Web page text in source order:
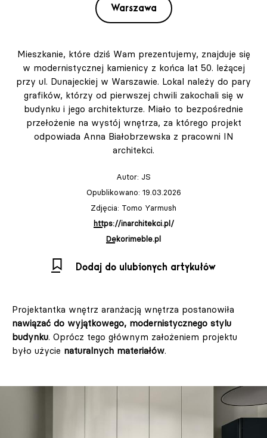
Warszawa
Mieszkanie, które dziś Wam prezentujemy, znajduje się
w modernistycznej kamienicy z końca lat 50. leżącej
przy ul. Dunajeckiej w Warszawie. Lokal należy do pary
grafików, którzy od pierwszej chwili zakochali się w
budynku i jego architekturze. Miało to bezpośrednie
przełożenie na wystój wnętrza, za którego projekt
odpowiada Anna Białobrzewska z pracowni IN
architekci.
Autor: JS
Opublikowano: 19.03.2026
Zdjęcia: Tomo Yarmush
https://inarchitekci.pl/
Dekorimeble.pl
Dodaj do ulubionych artykułów
Projektantka wnętrz aranżacją wnętrza postanowiła
nawiązać do wyjątkowego, modernistycznego stylu
budynku. Oprócz tego głównym założeniem projektu
było użycie naturalnych materiałów.